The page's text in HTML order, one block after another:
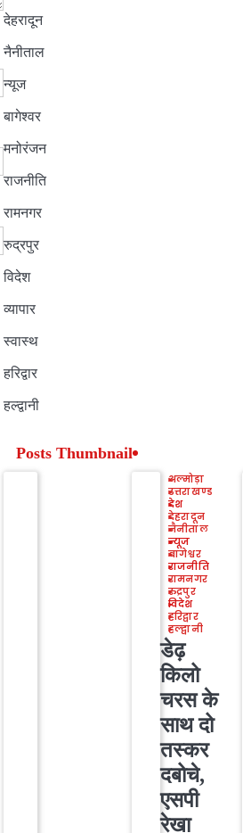
देहरादून
नैनीताल
न्यूज
बागेश्वर
मनोरंजन
राजनीति
रामनगर
रुद्रपुर
विदेश
व्यापार
स्वास्थ
हरिद्वार
हल्द्वानी
Posts Thumbnail
अल्मोड़ा
उत्तराखण्ड
देश
देहरादून
नैनीताल
न्यूज
बागेश्वर
राजनीति
रामनगर
रुद्रपुर
विदेश
हरिद्वार
हल्द्वानी
डेढ़
किलो
चरस के
साथ दो
तस्कर
दबोचे,
एसपी
रेखा